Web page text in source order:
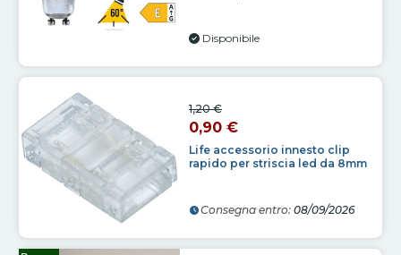
Disponibile
Life accessorio innesto clip
rapido per striscia led da 8mm
1,20 €
0,90 €
Consegna entro: 08/09/2026